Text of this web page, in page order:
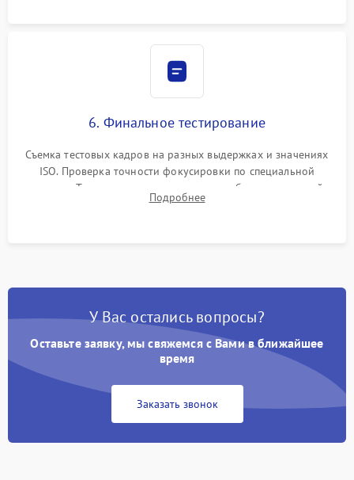
6. Финальное тестирование
Съемка тестовых кадров на разных выдержках и значениях
ISO. Проверка точности фокусировки по специальной
мишени. Тест записи на карту памяти, работы встроенной
вспышки, микрофона и всех кнопок управления.
Подробнее
У Вас остались вопросы?
Оставьте заявку, мы свяжемся с Вами в ближайшее
время
Заказать звонок